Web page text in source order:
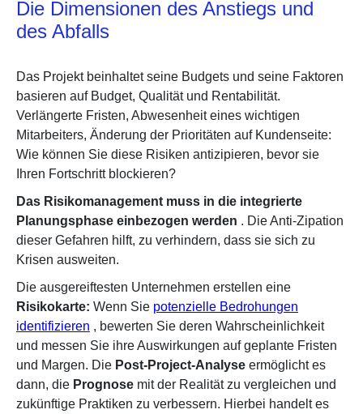
Die Dimensionen des Anstiegs und
des Abfalls
Das Projekt beinhaltet seine Budgets und seine Faktoren
basieren auf Budget, Qualität und Rentabilität.
Verlängerte Fristen, Abwesenheit eines wichtigen
Mitarbeiters, Änderung der Prioritäten auf Kundenseite:
Wie können Sie diese Risiken antizipieren, bevor sie
Ihren Fortschritt blockieren?
Das Risikomanagement muss in die integrierte
Planungsphase einbezogen werden . Die Anti-Zipation
dieser Gefahren hilft, zu verhindern, dass sie sich zu
Krisen ausweiten.
Die ausgereiftesten Unternehmen erstellen eine
Risikokarte: Wenn Sie potenzielle Bedrohungen
identifizieren , bewerten Sie deren Wahrscheinlichkeit
und messen Sie ihre Auswirkungen auf geplante Fristen
und Margen. Die Post-Project-Analyse ermöglicht es
dann, die Prognose mit der Realität zu vergleichen und
zukünftige Praktiken zu verbessern. Hierbei handelt es